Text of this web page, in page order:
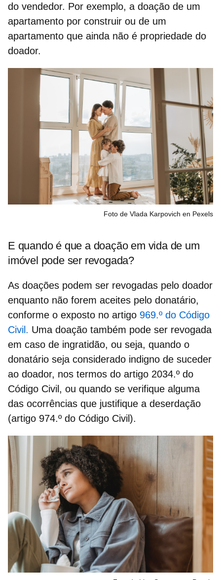
do vendedor. Por exemplo, a doação de um
apartamento por construir ou de um
apartamento que ainda não é propriedade do
doador.
Foto de Vlada Karpovich en Pexels
E quando é que a doação em vida de um
imóvel pode ser revogada?
As doações podem ser revogadas pelo doador
enquanto não forem aceites pelo donatário,
conforme o exposto no artigo 969.º do Código
Civil. Uma doação também pode ser revogada
em caso de ingratidão, ou seja, quando o
donatário seja considerado indigno de suceder
ao doador, nos termos do artigo 2034.º do
Código Civil, ou quando se verifique alguma
das ocorrências que justifique a deserdação
(artigo 974.º do Código Civil).